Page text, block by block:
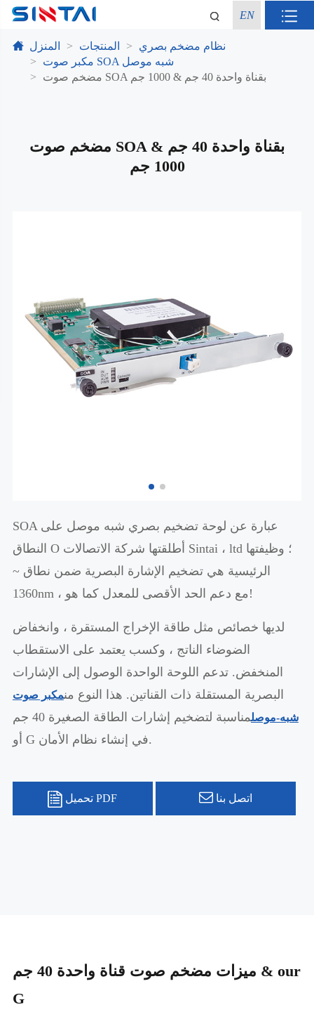
EN
المنزل المنتجات
نظام مضخم بصري
مكبر صوت SOA شبه موصل
مضخم صوت SOA بقناة واحدة 40 جم & 1000 جم
مضخم صوت SOA بقناة واحدة 40 جم &
1000 جم
SOA عبارة عن لوحة تضخيم بصري شبه موصل على
النطاق O أطلقتها شركة الاتصالات Sintai ، ltd ؛ وظيفتها
الرئيسية هي تضخيم الإشارة البصرية ضمن نطاق ~
1360nm ، مع دعم الحد الأقصى للمعدل كما هو!
لديها خصائص مثل طاقة الإخراج المستقرة ، وانخفاض
الضوضاء الناتج ، وكسب يعتمد على الاستقطاب
المنخفض. تدعم اللوحة الواحدة الوصول إلى الإشارات
البصرية المستقلة ذات القناتين. هذا النوع منمكبر صوت
شبه-موصل
مناسبة لتضخيم إشارات الطاقة الصغيرة 40 جم
أو G في إنشاء نظام الأمان.
تحميل PDF اتصل بنا
ميزات مضخم صوت قناة واحدة 40 جم & our
G